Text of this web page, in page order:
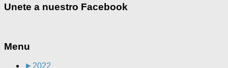
Unete a nuestro Facebook
Menu
► 2022